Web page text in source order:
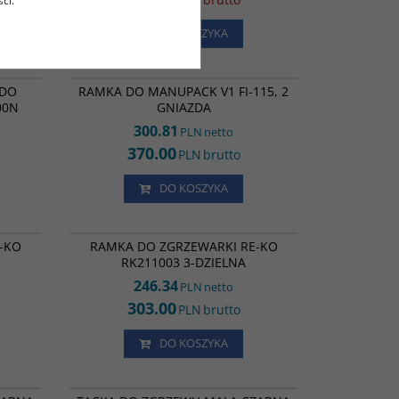
DO KOSZYKA
RAMKA DO MANUPACK V1 FI-115, 2
GNIAZDA
300.81 PLN netto
370.00PLN brutto
DO KOSZYKA
KO
RAMKA DO ZGRZEWARKI RE-KO
RK211003 3-DZIELNA
246.34PLN netto
303.00PLN brutto
DO KOSZYKA